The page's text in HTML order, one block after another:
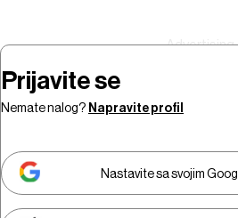
Prijavite se
Nemate nalog? Napravite profil
Nastavite sa svojim